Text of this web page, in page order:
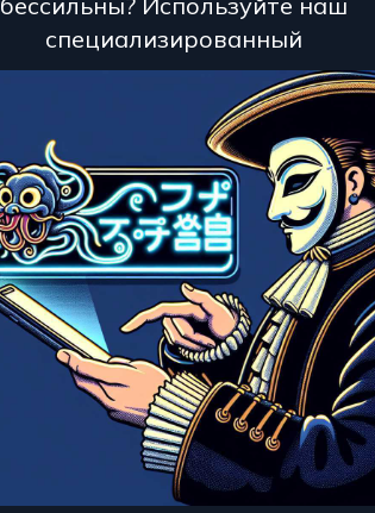
специализированный